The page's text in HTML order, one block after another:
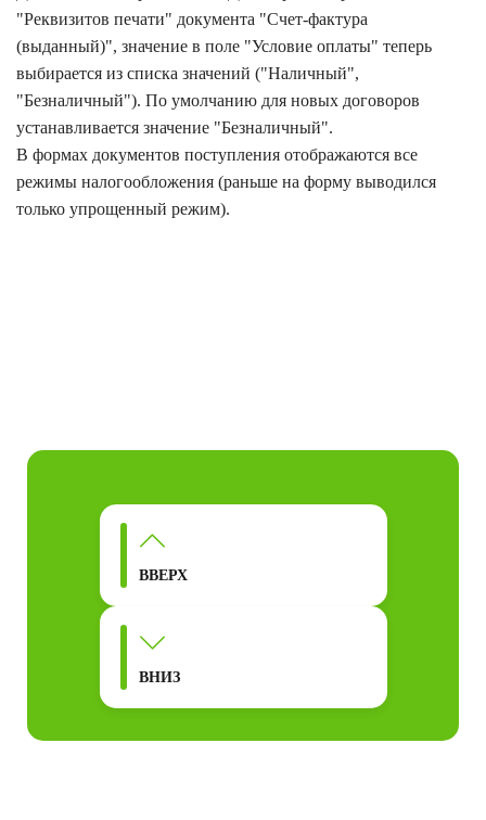
"Реквизитов печати" документа "Счет-фактура
(выданный)", значение в поле "Условие оплаты" теперь
выбирается из списка значений ("Наличный",
"Безналичный"). По умолчанию для новых договоров
устанавливается значение "Безналичный".
В формах документов поступления отображаются все
режимы налогообложения (раньше на форму выводился
только упрощенный режим).
ВВЕРХ
ВНИЗ